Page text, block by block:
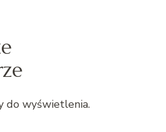
do wyświetlenia.